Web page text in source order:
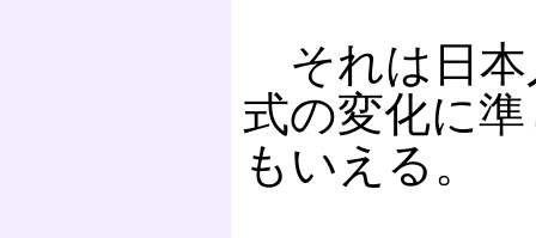
それは日本
式の変化に
もいえる。